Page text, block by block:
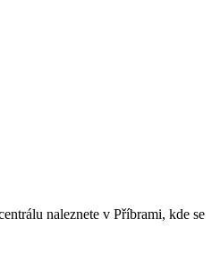
naleznete v Příbrami, kde se